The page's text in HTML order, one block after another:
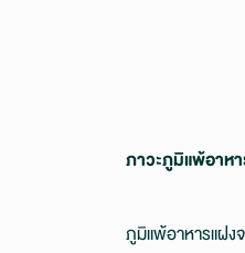
ภาวะภูมิแพ้อาหา
ภูมิแพ้อาหารแฝง